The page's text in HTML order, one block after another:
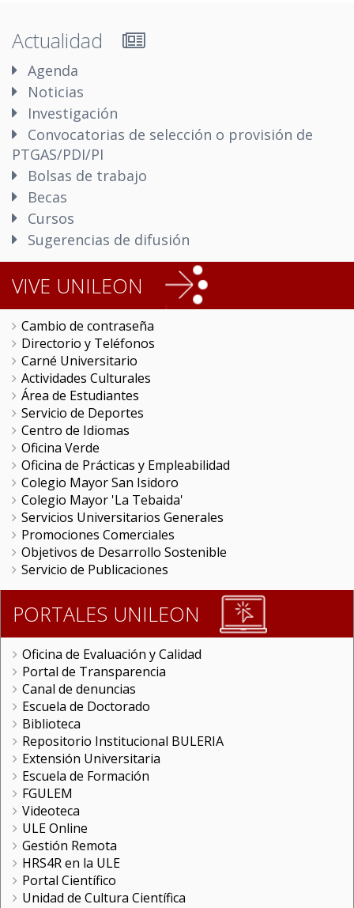
Actualidad
Agenda
Noticias
Investigación
Convocatorias de selección o provisión de
PTGAS/PDI/PI
Bolsas de trabajo
Becas
Cursos
Sugerencias de difusión
VIVE UNILEON
Cambio de contraseña
Directorio y Teléfonos
Carné Universitario
Actividades Culturales
Área de Estudiantes
Servicio de Deportes
Centro de Idiomas
Oficina Verde
Oficina de Prácticas y Empleabilidad
Colegio Mayor San Isidoro
Colegio Mayor 'La Tebaida'
Servicios Universitarios Generales
Promociones Comerciales
Objetivos de Desarrollo Sostenible
Servicio de Publicaciones
PORTALES UNILEON
Oficina de Evaluación y Calidad
Portal de Transparencia
Canal de denuncias
Escuela de Doctorado
Biblioteca
Repositorio Institucional BULERIA
Extensión Universitaria
Escuela de Formación
FGULEM
Videoteca
ULE Online
Gestión Remota
HRS4R en la ULE
Portal Científico
Unidad de Cultura Científica